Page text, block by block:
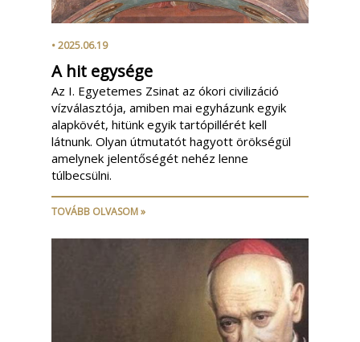
• 2025.06.19
A hit egysége
Az I. Egyetemes Zsinat az ókori civilizáció
vízválasztója, amiben mai egyházunk egyik
alapkövét, hitünk egyik tartópillérét kell
látnunk. Olyan útmutatót hagyott örökségül
amelynek jelentőségét nehéz lenne
túlbecsülni.
TOVÁBB OLVASOM »